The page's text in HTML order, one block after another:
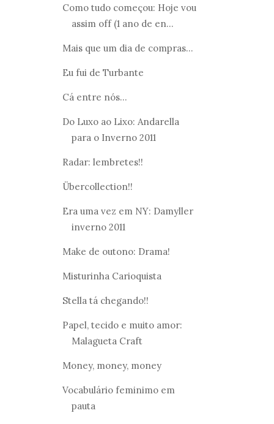
Como tudo começou: Hoje vou
assim off (1 ano de en...
Mais que um dia de compras...
Eu fui de Turbante
Cá entre nós...
Do Luxo ao Lixo: Andarella
para o Inverno 2011
Radar: lembretes!!
Übercollection!!
Era uma vez em NY: Damyller
inverno 2011
Make de outono: Drama!
Misturinha Carioquista
Stella tá chegando!!
Papel, tecido e muito amor:
Malagueta Craft
Money, money, money
Vocabulário feminimo em
pauta